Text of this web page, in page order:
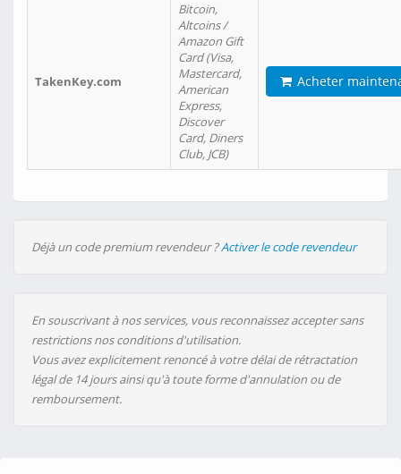
TakenKey.com
Bitcoin,
Altcoins /
Amazon Gift
Card (Visa,
Mastercard,
American
Express,
Discover
Card, Diners
Club, JCB)
Acheter
Déjà un code premium revendeur ?Activer le code revendeur
En souscrivant à nos services, vous reconnaissez accepter sans
restrictions nos conditions d'utilisation.
Vous avez explicitement renoncé à votre délai de rétractation
légal de 14 jours ainsi qu'à toute forme d'annulation ou de
remboursement.